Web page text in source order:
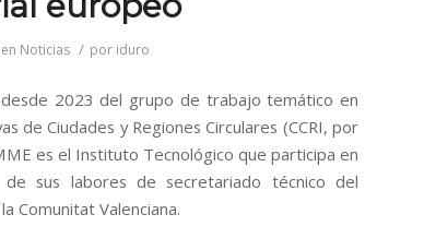
en Noticias / por iduro
2023 del grupo de trabajo temático en
de Ciudades y Regiones Circulares (CCRI, por
es el Instituto Tecnológico que participa en
sus labores de secretariado técnico del
Comunitat Valenciana.